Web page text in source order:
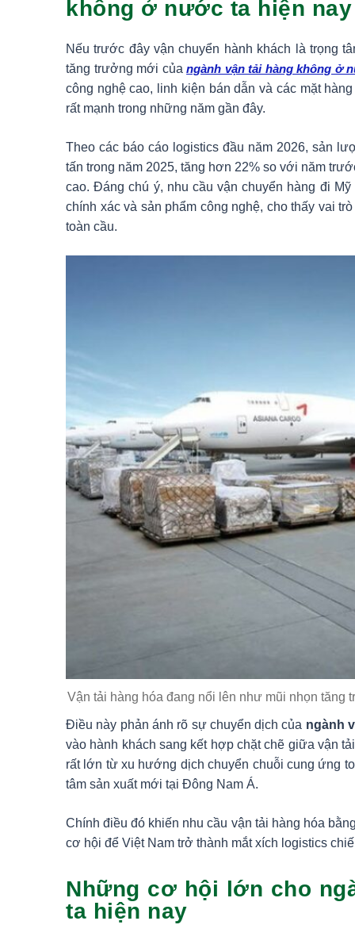
không ở nước ta hiện nay
Nếu trước đây vận chuyển hành khách là trọng
tăng trưởng mới củangành vận tải hàng không ở
công nghệ cao, linh kiện bán dẫn và các mặt
rất mạnh trong những năm gần đây.
Theo các báo cáo logistics đầu năm 2026, sản
tấn trong năm 2025, tăng hơn 22% so với năm
cao. Đáng chú ý, nhu cầu vận chuyển hàng đi
chính xác và sản phẩm công nghệ, cho thấy vai
toàn cầu.
Vận tải hàng hóa đang nổi lên như mũi nhọn
Điều này phản ánh rõ sự chuyển dịch của ngành
vào hành khách sang kết hợp chặt chẽ giữa vận
rất lớn từ xu hướng dịch chuyển chuỗi cung ứng
tâm sản xuất mới tại Đông Nam Á.
Chính điều đó khiến nhu cầu vận tải hàng hóa
cơ hội để Việt Nam trở thành mắt xích logistics
Những cơ hội lớn cho
ta hiện nay